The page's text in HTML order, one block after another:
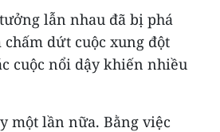
lẫn nhau đã bị phá
dứt cuộc xung đột
cuộc nổi dậy khiến nhiều
một lần nữa. Bằng việc